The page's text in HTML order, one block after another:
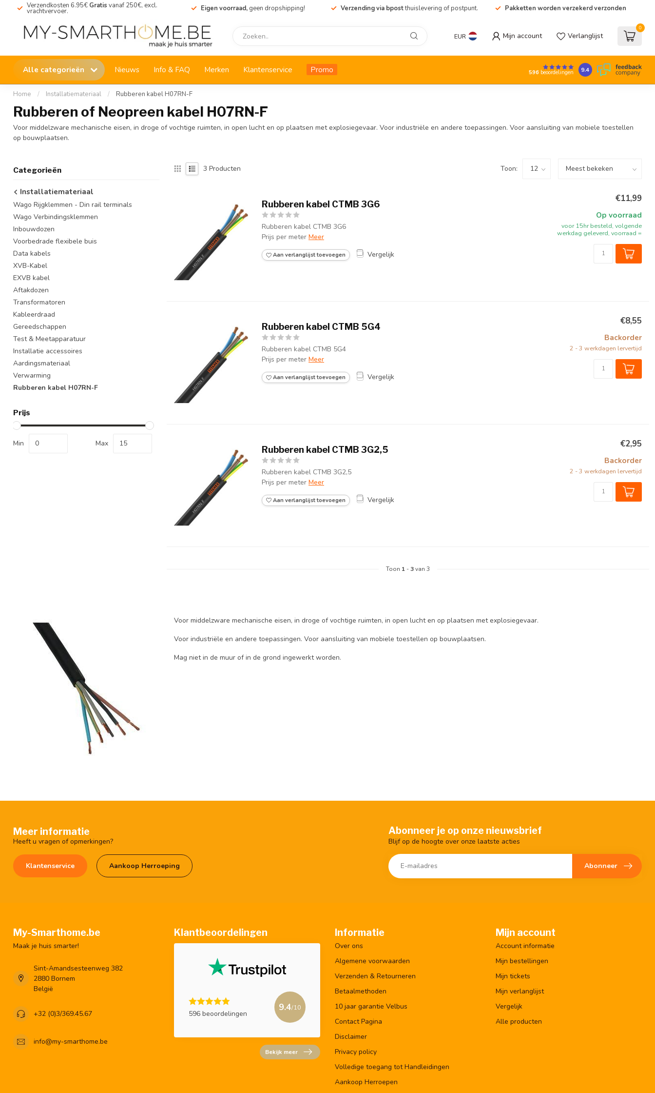
Verzendkosten 6.95€ Gratis vanaf 250€, excl.
vrachtvervoer. Eigen voorraad, geen dropshipping! Verzending via bpostthuislevering of postpunt. Pakketten worden verzekerd verzonden
EUR Mijn account Verlanglijst
0
Alle categorieën Nieuws Info & FAQ Merken Klantenservice Promo 596beoordelingen 9.4
Home / Installatiemateriaal / Rubberen kabel H07RN-F
Rubberen of Neopreen kabel H07RN-F
Voor middelzware mechanische eisen, in droge of vochtige ruimten, in open lucht en op plaatsen met explosiegevaar. Voor industriële en andere toepassingen. Voor aansluiting van mobiele toestellen
op bouwplaatsen.
Categorieën
Installatiemateriaal
Wago Rijgklemmen - Din rail terminals
Wago Verbindingsklemmen
Inbouwdozen
Voorbedrade flexibele buis
Data kabels
XVB-Kabel
EXVB kabel
Aftakdozen
Transformatoren
Kableerdraad
Gereedschappen
Test & Meetapparatuur
Installatie accessoires
Aardingsmateriaal
Verwarming
Rubberen kabel H07RN-F
Prijs
Min Max
3 Producten Toon:
Rubberen kabel CTMB 3G6
Rubberen kabel CTMB 3G6
Prijs per meter Meer
Aan verlanglijst toevoegen Vergelijk
€11,99
Op voorraad
voor 15hr besteld, volgende
werkdag geleverd, voorraad =
Rubberen kabel CTMB 5G4
Rubberen kabel CTMB 5G4
Prijs per meter Meer
Aan verlanglijst toevoegen Vergelijk
€8,55
Backorder
2 - 3 werkdagen lervertijd
Rubberen kabel CTMB 3G2,5
Rubberen kabel CTMB 3G2,5
Prijs per meter Meer
Aan verlanglijst toevoegen Vergelijk
€2,95
Backorder
2 - 3 werkdagen lervertijd
Toon 1 -3van 3
Voor middelzware mechanische eisen, in droge of vochtige ruimten, in open lucht en op plaatsen met explosiegevaar.
Voor industriële en andere toepassingen. Voor aansluiting van mobiele toestellen op bouwplaatsen.
Mag niet in de muur of in de grond ingewerkt worden.
Meer informatie
Heeft u vragen of opmerkingen?
Klantenservice Aankoop Herroeping
Abonneer je op onze nieuwsbrief
Blijf op de hoogte over onze laatste acties
Abonneer
My-Smarthome.be
Maak je huis smarter!
Sint-Amandsesteenweg 382
2880 Bornem
België
+32 (0)3/369.45.67
info@my-smarthome.be
Klantbeoordelingen
596 beoordelingen
9.4/10
Bekijk meer
Informatie
Over ons
Algemene voorwaarden
Verzenden & Retourneren
Betaalmethoden
10 jaar garantie Velbus
Contact Pagina
Disclaimer
Privacy policy
Volledige toegang tot Handleidingen
Aankoop Herroepen
Mijn account
Account informatie
Mijn bestellingen
Mijn tickets
Mijn verlanglijst
Vergelijk
Alle producten